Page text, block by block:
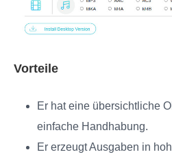
Vorteile
Er hat eine übersichtliche
einfache Handhabung.
Er erzeugt Ausgaben in